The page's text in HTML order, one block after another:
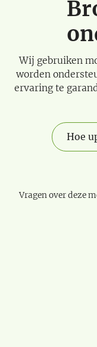
Wij gebruiken
worden
ervaring te
Hoe
Vragen over deze